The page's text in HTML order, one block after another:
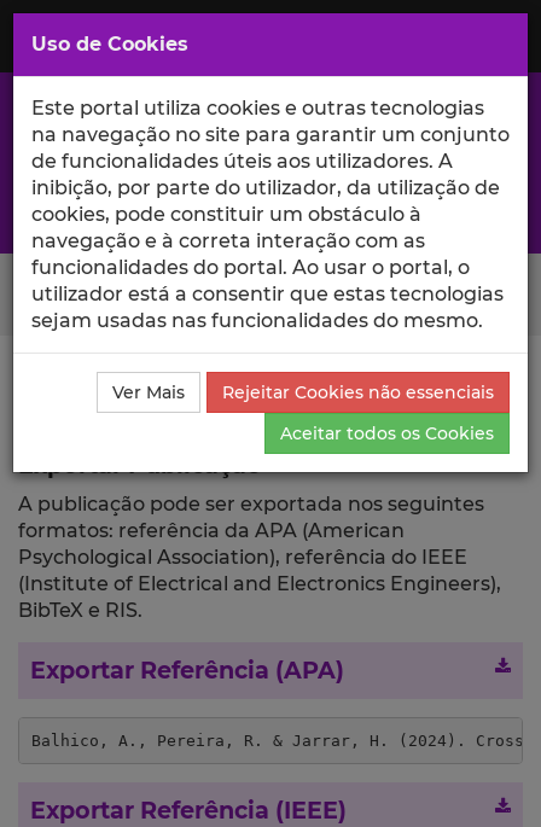
Saltar
para
Conteúdo
Principal
A excelência da investigação e ciência no Iscte
Search Button
Ciência_Iscte Publicações
Descrição Detalhada da
Publicação
Exportar
A publicação pode ser exportada nos seguintes
formatos: referência da APA (American
Psychological Association), referência do IEEE
(Institute of Electrical and Electronics Engineers),
BibTeX e RIS.
Exportar Referência (APA)
Balhico, A., Pereira, R. & Jarrar, H. (2024). Cross-
Exportar Referência (IEEE)
Uso de Cookies
Este portal utiliza cookies e outras tecnologias
na navegação no site para garantir um conjunto
de funcionalidades úteis aos utilizadores. A
inibição, por parte do utilizador, da utilização de
cookies, pode constituir um obstáculo à
navegação e à correta interação com as
funcionalidades do portal. Ao usar o portal, o
utilizador está a consentir que estas tecnologias
sejam usadas nas funcionalidades do mesmo.
Ver Mais
Rejeitar Cookies não essenciais
Aceitar todos os Cookies